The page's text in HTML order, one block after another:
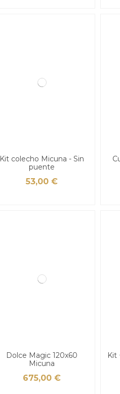
Kit colecho Micuna - Sin
puente
53,00 €
Dolce Magic 120x60
Micuna
675,00 €
Kit